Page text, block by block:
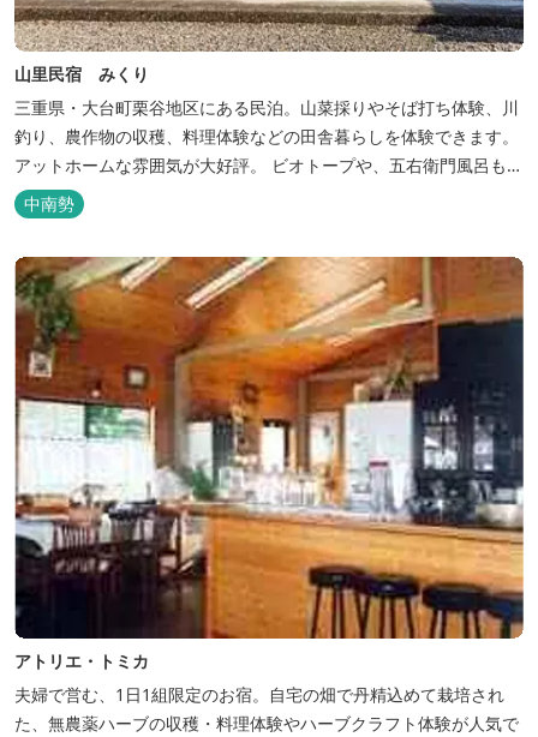
山里民宿 みくり
三重県・大台町栗谷地区にある民泊。山菜採りやそば打ち体験、川
釣り、農作物の収穫、料理体験などの田舎暮らしを体験できます。
アットホームな雰囲気が大好評。 ビオトープや、五右衛門風呂も楽
しめます。6月はホタル観賞が人気。 夜になると周囲は真っ暗。都
会には無い闇の中を飛び交うヒメホタル・ヘイケボタルを観賞した
り、星空を眺めたり・・・ 初夏の早朝には「アカショウビン」の美
しい声を聞く事ができた...
中南勢
アトリエ・トミカ
夫婦で営む、1日1組限定のお宿。自宅の畑で丹精込めて栽培され
た、無農薬ハーブの収穫・料理体験やハーブクラフト体験が人気で